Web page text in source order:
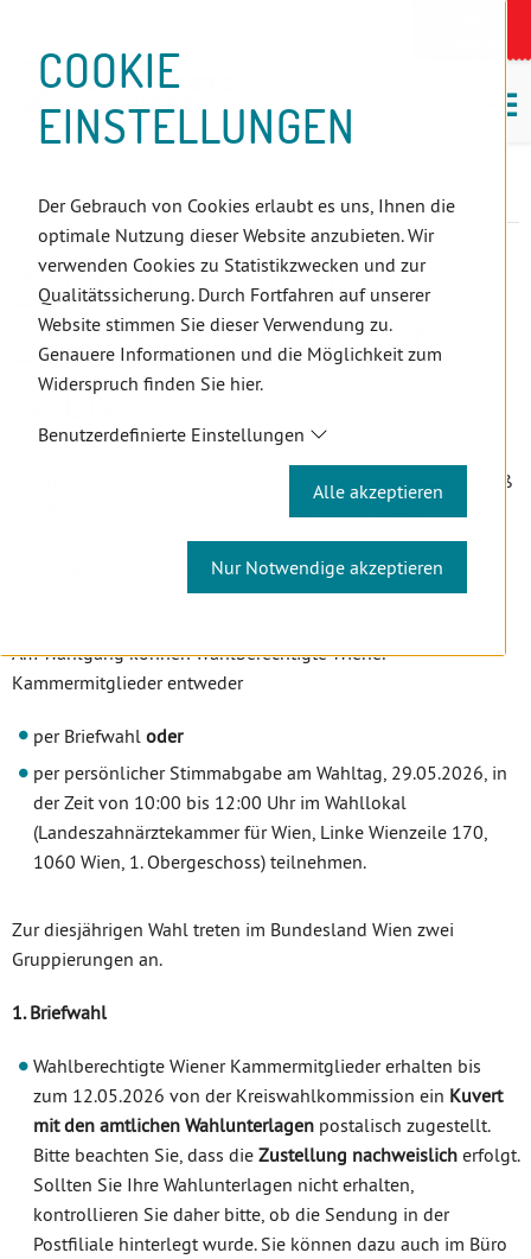
COOKIE
EINSTELLUNGEN
Der Gebrauch von Cookies erlaubt es uns, Ihnen die
optimale Nutzung dieser Website anzubieten. Wir
verwenden Cookies zu Statistikzwecken und zur
Qualitätssicherung. Durch Fortfahren auf unserer
Website stimmen Sie dieser Verwendung zu.
Genauere Informationen und die Möglichkeit zum
Widerspruch finden Sie hier.
Benutzerdefinierte Einstellungen
Alle akzeptieren
Nur Notwendige akzeptieren
(Accesskey:
(Accesskey:
(Accesskey:
(Accesskey:
(Accesskey:
(Landeszahnärztekammern,
(Accesskey:
(Accesskey:
(Accesskey:
Zahnärztekammer 2026 im Bundesland Wien
ZAHNÄRZTEKAMMER
2026 IM BUNDESLAND
WIEN
(Wien, 07.05.2026) – Am Freitag, 29.05.2026, findet die gemäß
den Bestimmungen des Zahnärztekammergesetzes
vorgesehene Zahnärztekammerwahl statt. Wahlberechtigte
Wiener Kammermitglieder können ihre Standesvertretung für
die fünfjährige Amtsperiode 2026 bis 2031 wählen.
Am Wahlgang können wahlberechtigte Wiener
Kammermitglieder entweder
per Briefwahl oder
per persönlicher Stimmabgabe am Wahltag, 29.05.2026, in
der Zeit von 10:00 bis 12:00 Uhr im Wahllokal
(Landeszahnärztekammer für Wien, Linke Wienzeile 170,
1060 Wien, 1. Obergeschoss) teilnehmen.
Zur diesjährigen Wahl treten im Bundesland Wien zwei
Gruppierungen an.
1. Briefwahl
Wahlberechtigte Wiener Kammermitglieder erhalten bis
zum 12.05.2026 von der Kreiswahlkommission ein Kuvert
mit den amtlichen Wahlunterlagenpostalisch zugestellt.
Bitte beachten Sie, dass die Zustellung nachweislicherfolgt.
Sollten Sie Ihre Wahlunterlagen nicht erhalten,
kontrollieren Sie daher bitte, ob die Sendung in der
Postfiliale hinterlegt wurde. Sie können dazu auch im Büro